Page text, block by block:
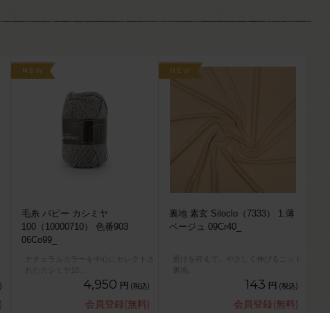
NEW
毛糸 パピー カシミヤ
100（10000710） 色番903
06Co99_
ナチュラルカラーを中心にセレクトさ
れたカシミヤ10
4,950 円 (税込)
会員登録(無料)
NEW
裏地 素玄 Siloclo（7333） 1.薄
ベージュ 09Cr40_
透けを抑えて、やさしく伸びるニット
裏地。
143 円 (税込)
会員登録(無料)